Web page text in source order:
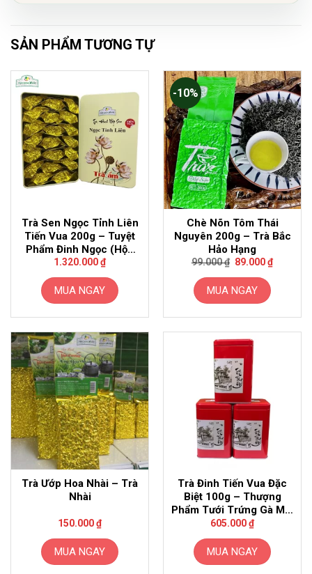
SẢN PHẨM TƯƠNG TỰ
Trà Sen Ngọc Tỉnh Liên
Tiến Vua 200g – Tuyệt
Phẩm Đinh Ngọc (Hộp
Vàng Kim)
1.320.000₫
MUA NGAY
-10%
Chè Nõn Tôm Thái
Nguyên 200g – Trà Bắc
Hảo Hạng
99.000₫ Giá
là:
99.000 ₫.
89.000₫Giá
hiện
MUA NGAY
Trà Ướp Hoa Nhài – Trà
Nhài
150.000₫
MUA NGAY
Trà Đinh Tiến Vua Đặc
Biệt 100g – Thượng
Phẩm Tưới Trứng Gà Mật
Ong
605.000₫
MUA NGAY